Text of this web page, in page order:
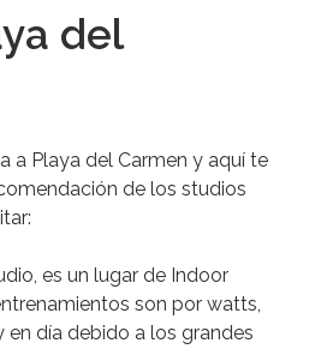
del
a Playa del Carmen y aquí te
de los studios
es un lugar de Indoor
son por watts,
día debido a los grandes